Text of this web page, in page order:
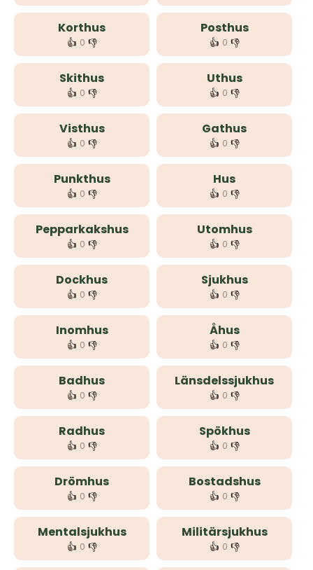
Korthus
👍 0 👎
Posthus
👍 0 👎
Skithus
👍 0 👎
Uthus
👍 0 👎
Visthus
👍 0 👎
Gathus
👍 0 👎
Punkthus
👍 0 👎
Hus
👍 0 👎
Pepparkakshus
👍 0 👎
Utomhus
👍 0 👎
Dockhus
👍 0 👎
Sjukhus
👍 0 👎
Inomhus
👍 0 👎
Åhus
👍 0 👎
Badhus
👍 0 👎
Länsdelssjukhus
👍 0 👎
Radhus
👍 0 👎
Spökhus
👍 0 👎
Drömhus
👍 0 👎
Bostadshus
👍 0 👎
Mentalsjukhus
👍 0 👎
Militärsjukhus
👍 0 👎